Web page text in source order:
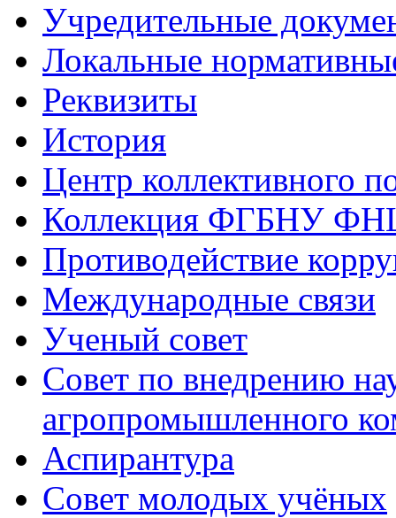
Учредительные
Локальные
Реквизиты
История
Центр коллективного
Коллекция ФГБНУ
Противодействие
Международные связи
Ученый совет
Совет по внедрению
агропромышленного
Аспирантура
Совет молодых учёных